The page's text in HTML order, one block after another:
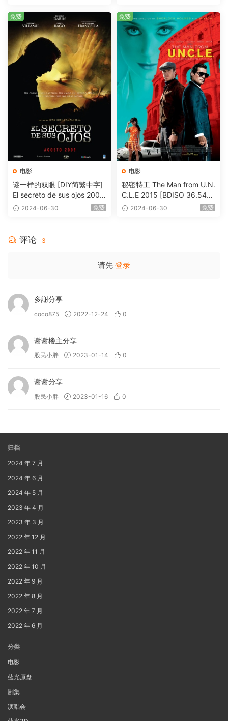
电影
谜一样的双眼 [DIY简繁中字]
El secreto de sus ojos 2009
1080p Blu-ray AVC DTS-HD
2024-06-30 免费
免费
电影
秘密特工 The Man from U.N.
C.L.E 2015 [BDISO 36.54G
B] 2024-06-30 免费
免费
评论 3
请先 登录
多謝分享
coco875 2022-12-24 0
谢谢楼主分享
股民小胖 2023-01-14 0
谢谢分享
股民小胖 2023-01-16 0
归档
2024 年 7 月
2024 年 6 月
2024 年 5 月
2023 年 4 月
2023 年 3 月
2022 年 12 月
2022 年 11 月
2022 年 10 月
2022 年 9 月
2022 年 8 月
2022 年 7 月
2022 年 6 月
分类
电影
蓝光原盘
剧集
演唱会